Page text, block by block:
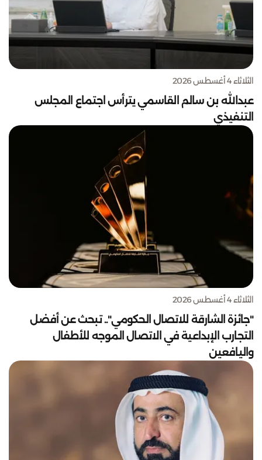
الثلاثاء 4 أغسطس 2026
عبدالله بن سالم القاسمي يترأس اجتماع المجلس
التنفيذي
الثلاثاء 4 أغسطس 2026
"جائزة الشارقة للاتصال الحكومي".. تبحث عن أفضل
التجارب الإبداعية في الاتصال الموجه للأطفال
واليافعين